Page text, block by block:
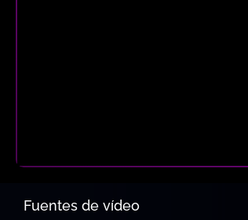
Fuentes de vídeo